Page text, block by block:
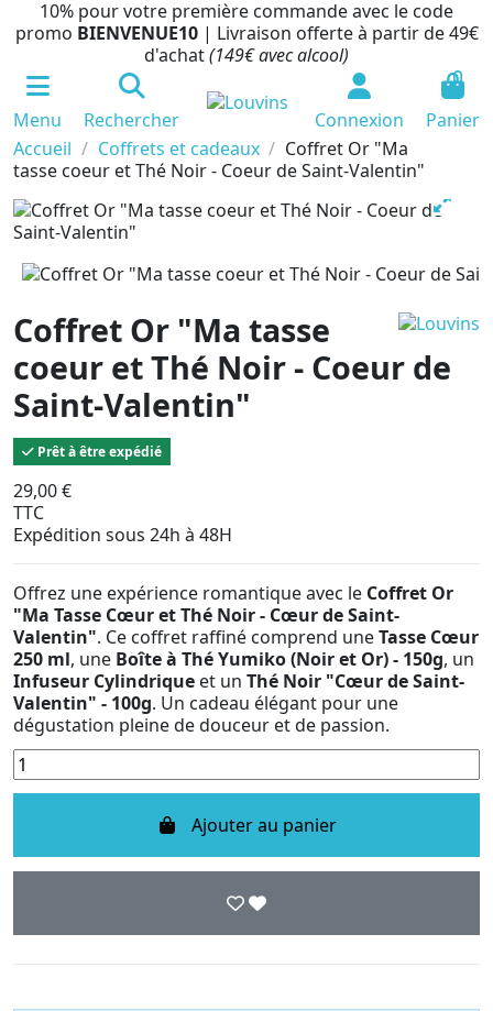
10% pour votre première commande avec le code
promo BIENVENUE10 | Livraison offerte à partir de 49€
d'achat(149€ avec alcool)
Menu Rechercher Connexion
0
Panier
Accueil
Coffrets et cadeaux
Coffret Or "Ma
tasse coeur et Thé Noir - Coeur de Saint-Valentin"
Coffret Or "Ma tasse
coeur et Thé Noir - Coeur de
Saint-Valentin"
Prêt à être expédié
29,00 €
TTC
Expédition sous 24h à 48H
Offrez une expérience romantique avec le Coffret Or
"Ma Tasse Cœur et Thé Noir - Cœur de Saint-
Valentin". Ce coffret raffiné comprend uneTasse Cœur
250 ml, une Boîte à Thé Yumiko (Noir et Or) - 150g, un
Infuseur Cylindrique et un Thé Noir "Cœur de Saint-
Valentin" - 100g. Un cadeau élégant pour une
dégustation pleine de douceur et de passion.
Ajouter au panier